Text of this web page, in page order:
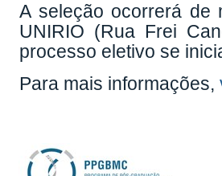
A seleção ocorrerá de
UNIRIO (Rua Frei
processo eletivo se
Para mais informações,